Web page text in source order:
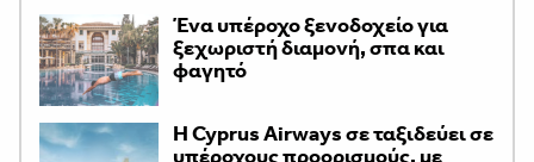
Ένα υπέροχο ξενοδοχείο για
ξεχωριστή διαμονή, σπα και
φαγητό
H Cyprus Airways σε ταξιδεύει σε
υπέροχους προορισμούς, με